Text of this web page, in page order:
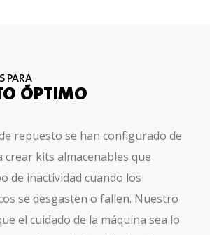
PARA
ÓPTIMO
repuesto se han configurado de
kits almacenables que
de inactividad cuando los
se desgasten o fallen. Nuestro
el cuidado de la máquina sea lo